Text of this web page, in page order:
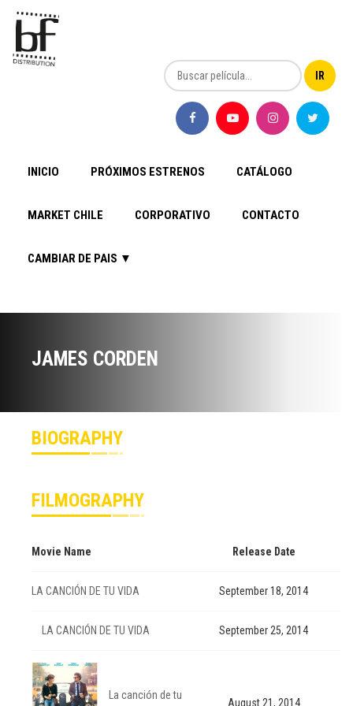
INICIO PRÓXIMOS ESTRENOS CATÁLOGO
MARKET CHILE CORPORATIVO CONTACTO
CAMBIAR DE PAIS ▼
JAMES CORDEN
BIOGRAPHY
FILMOGRAPHY
Movie Name Release Date
LA CANCIÓN DE TU VIDA September 18, 2014
LA CANCIÓN DE TU VIDA September 25, 2014
La canción de tu
August 21, 2014